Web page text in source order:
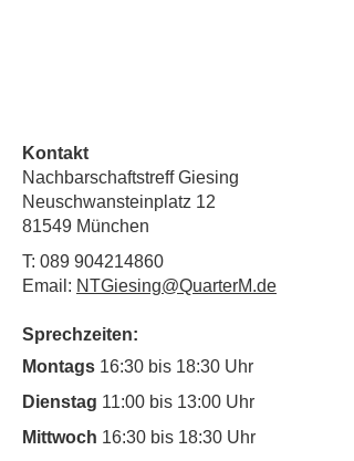
Kontakt
Nachbarschaftstreff Giesing
Neuschwansteinplatz 12
81549 München
T: 089 904214860
Email: NTGiesing@QuarterM.de
Sprechzeiten:
Montags 16:30 bis 18:30 Uhr
Dienstag 11:00 bis 13:00 Uhr
Mittwoch 16:30 bis 18:30 Uhr